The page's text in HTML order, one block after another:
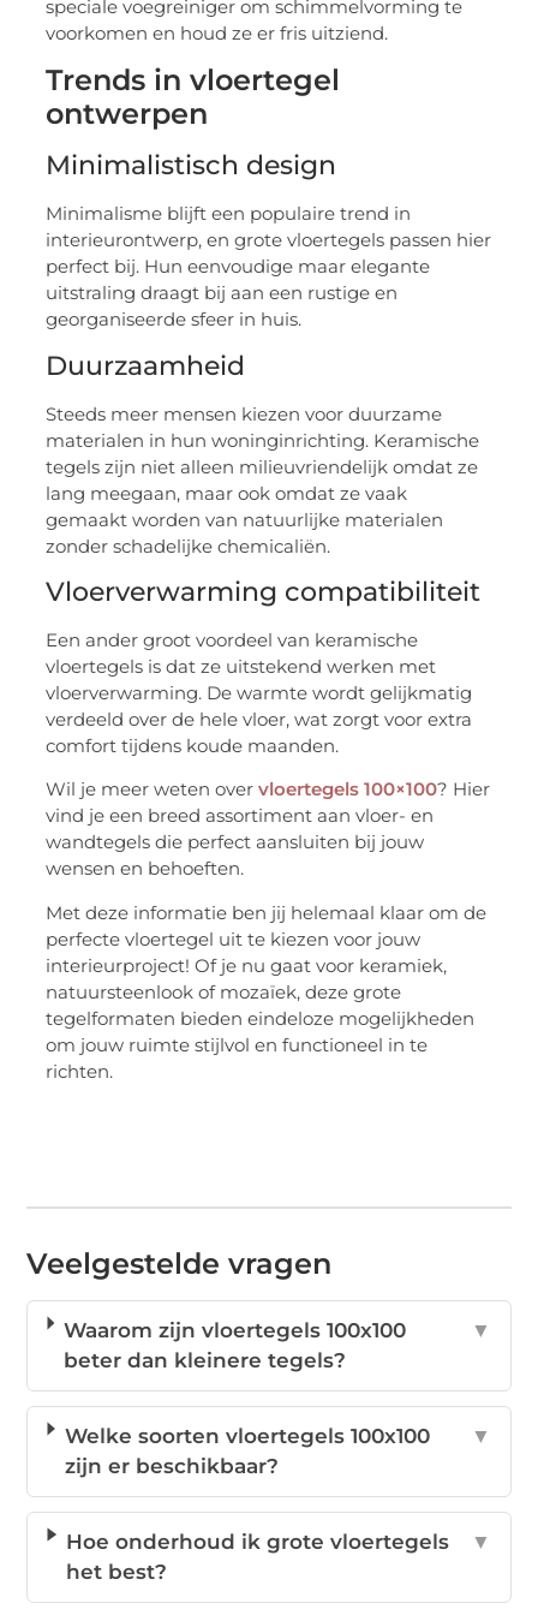
speciale voegreiniger om schimmelvorming te
voorkomen en houd ze er fris uitziend.
Trends in vloertegel
ontwerpen
Minimalistisch design
Minimalisme blijft een populaire trend in
interieurontwerp, en grote vloertegels passen hier
perfect bij. Hun eenvoudige maar elegante
uitstraling draagt bij aan een rustige en
georganiseerde sfeer in huis.
Duurzaamheid
Steeds meer mensen kiezen voor duurzame
materialen in hun woninginrichting. Keramische
tegels zijn niet alleen milieuvriendelijk omdat ze
lang meegaan, maar ook omdat ze vaak
gemaakt worden van natuurlijke materialen
zonder schadelijke chemicaliën.
Vloerverwarming compatibiliteit
Een ander groot voordeel van keramische
vloertegels is dat ze uitstekend werken met
vloerverwarming. De warmte wordt gelijkmatig
verdeeld over de hele vloer, wat zorgt voor extra
comfort tijdens koude maanden.
Wil je meer weten overvloertegels 100×100? Hier
vind je een breed assortiment aan vloer- en
wandtegels die perfect aansluiten bij jouw
wensen en behoeften.
Met deze informatie ben jij helemaal klaar om de
perfecte vloertegel uit te kiezen voor jouw
interieurproject! Of je nu gaat voor keramiek,
natuursteenlook of mozaïek, deze grote
tegelformaten bieden eindeloze mogelijkheden
om jouw ruimte stijlvol en functioneel in te
richten.
Veelgestelde vragen
Waarom zijn vloertegels 100x100
beter dan kleinere tegels?
▼
Welke soorten vloertegels 100x100
zijn er beschikbaar?
▼
Hoe onderhoud ik grote vloertegels
het best?
▼